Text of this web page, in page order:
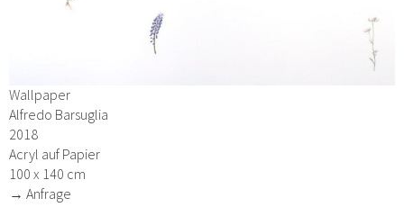
Wallpaper
Alfredo Barsuglia
2018
Acryl auf Papier
100 x 140 cm
→ Anfrage